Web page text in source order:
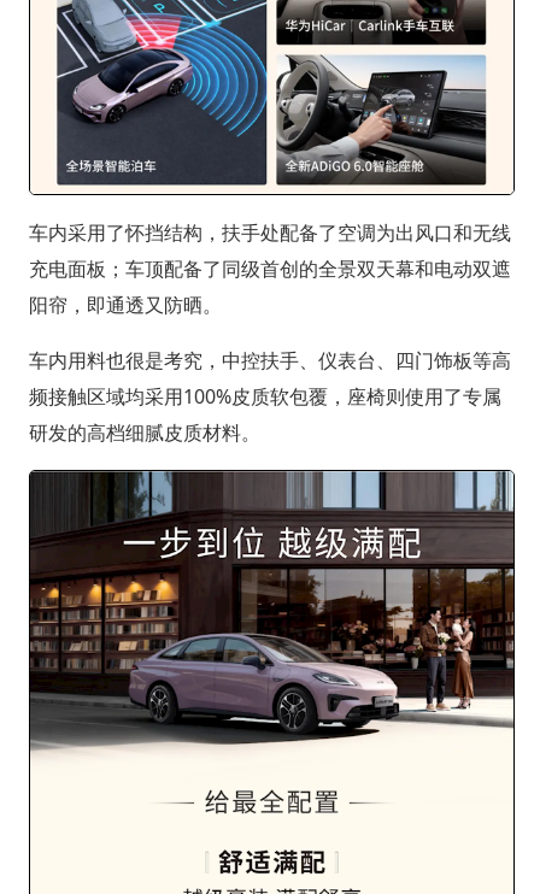
车内采用了怀挡结构，扶手处配备了空调为出风口和无线
充电面板；车顶配备了同级首创的全景双天幕和电动双遮
阳帘，即通透又防晒。
车内用料也很是考究，中控扶手、仪表台、四门饰板等高
频接触区域均采用100%皮质软包覆，座椅则使用了专属
研发的高档细腻皮质材料。